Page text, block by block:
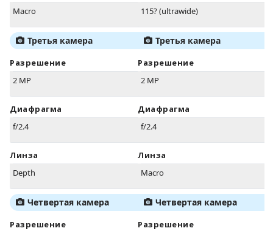
Macro
Третья камера
Разрешение
2 MP
Диафрагма
f/2.4
Линза
Depth
Четвертая камера
Разрешение
115? (ultrawide)
Третья камера
Разрешение
2 MP
Диафрагма
f/2.4
Линза
Macro
Четвертая камера
Разрешение